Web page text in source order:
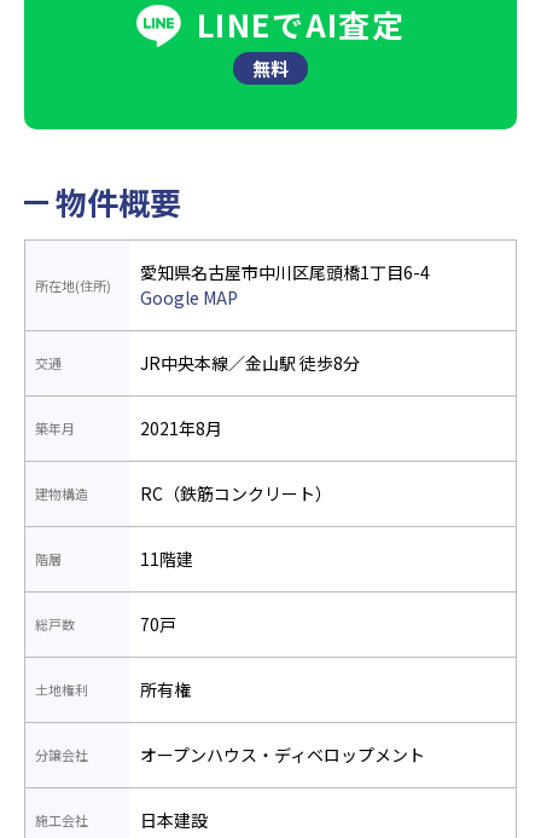
LINEでAI査定
無料
物件概要
所在地(住所)
愛知県名古屋市中川区尾頭橋1丁目6-4
Google MAP
交通 JR中央本線／金山駅 徒歩8分
築年月 2021年8月
建物構造 RC（鉄筋コンクリート）
階層 11階建
総戸数 70戸
土地権利 所有権
分譲会社 オープンハウス・ディベロップメント
施工会社 日本建設